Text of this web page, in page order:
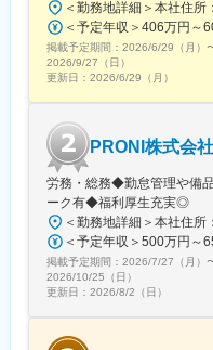
掲載予定期間： 2026/6/29（月）
2026/9/27（日）
更新日： 2026/6/29（月）
PRONI株式会社
労務・総務◆勤怠管理や備
ーク有◆福利厚生充実◎
掲載予定期間： 2026/7/27（月）
2026/10/25（日）
更新日： 2026/8/2（日）